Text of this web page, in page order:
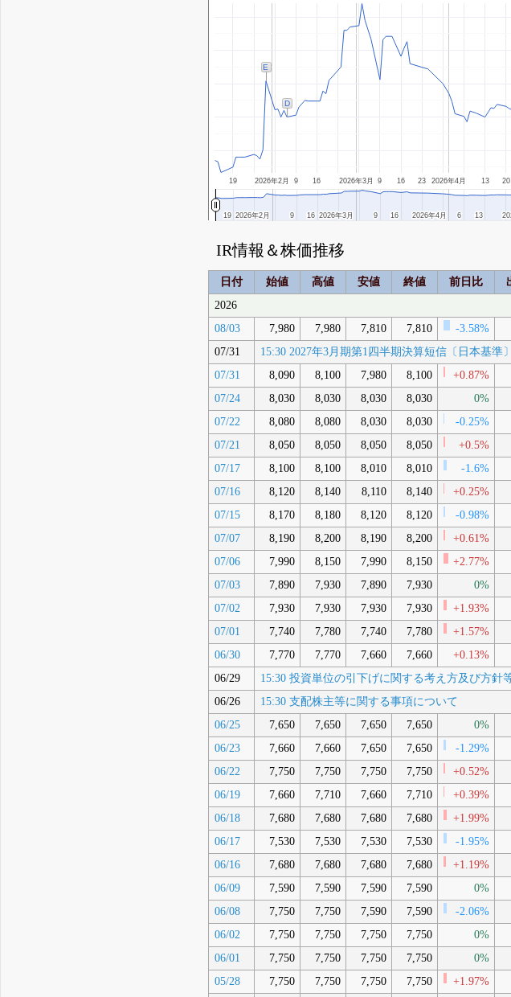
2026年2月 2026年3月 2026年4月
19 9 16 9 16 23 13 20
E
D
2026年2月
2026年2月 2026年3月
2026年3月 2026年4月
2026年4月
19
19 9
9 16
16 9
9 16
16 6
6 13
13
IR情報＆株価推移
日付 始値 高値 安値 終値 前日比
2026
08/03
7,980 7,980 7,810 7,810 -3.58%
07/31
15:30 2027年3月期第1四半期決算短信〔日本基準
07/31
8,090 8,100 7,980 8,100 +0.87%
07/24
8,030 8,030 8,030 8,030 0%
07/22
8,080 8,080 8,030 8,030 -0.25%
07/21
8,050 8,050 8,050 8,050 +0.5%
07/17
8,100 8,100 8,010 8,010 -1.6%
07/16
8,120 8,140 8,110 8,140 +0.25%
07/15
8,170 8,180 8,120 8,120 -0.98%
07/07
8,190 8,200 8,190 8,200 +0.61%
07/06
7,990 8,150 7,990 8,150 +2.77%
07/03
7,890 7,930 7,890 7,930 0%
07/02
7,930 7,930 7,930 7,930 +1.93%
07/01
7,740 7,780 7,740 7,780 +1.57%
06/30
7,770 7,770 7,660 7,660 +0.13%
06/29
15:30 投資単位の引下げに関する考え方及び方針
06/26
15:30 支配株主等に関する事項について
06/25
7,650 7,650 7,650 7,650 0%
06/23
7,660 7,660 7,650 7,650 -1.29%
06/22
7,750 7,750 7,750 7,750 +0.52%
06/19
7,660 7,710 7,660 7,710 +0.39%
06/18
7,680 7,680 7,680 7,680 +1.99%
06/17
7,530 7,530 7,530 7,530 -1.95%
06/16
7,680 7,680 7,680 7,680 +1.19%
06/09
7,590 7,590 7,590 7,590 0%
06/08
7,750 7,750 7,590 7,590 -2.06%
06/02
7,750 7,750 7,750 7,750 0%
06/01
7,750 7,750 7,750 7,750 0%
05/28
7,750 7,750 7,750 7,750 +1.97%